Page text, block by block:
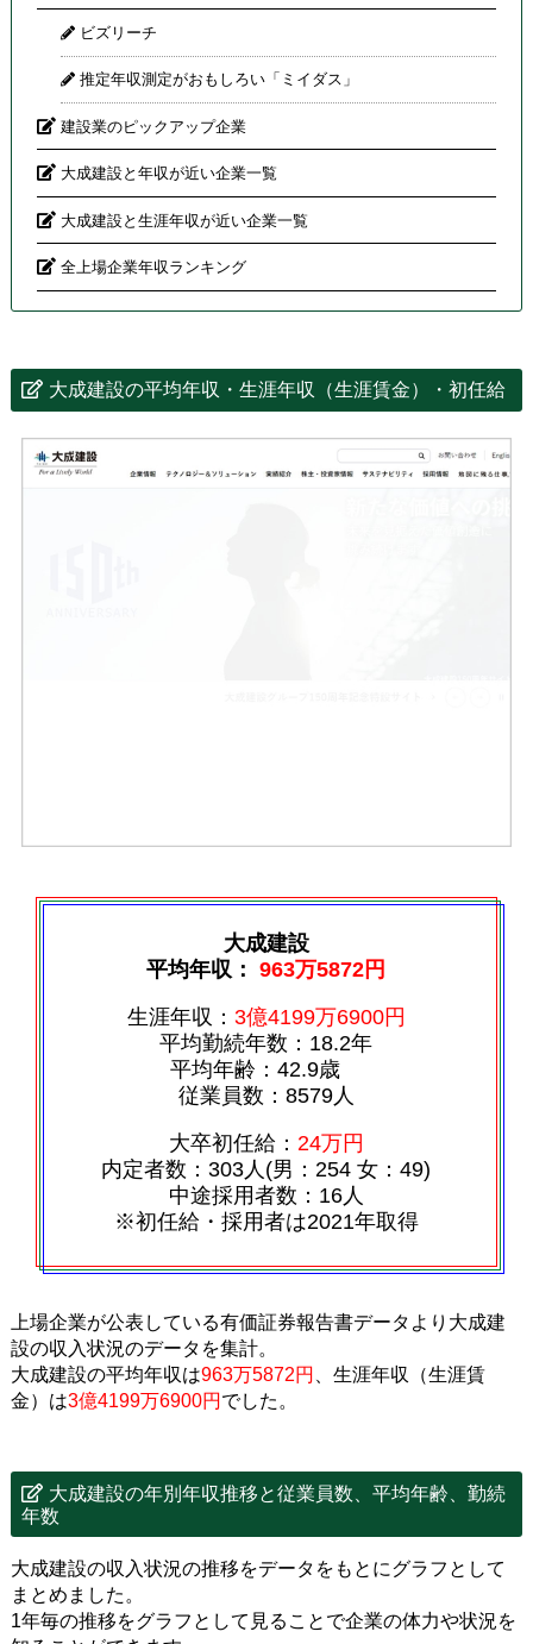
ビズリーチ
推定年収測定がおもしろい「ミイダス」
建設業のピックアップ企業
大成建設と年収が近い企業一覧
大成建設と生涯年収が近い企業一覧
全上場企業年収ランキング
大成建設の平均年収・生涯年収（生涯賃金）・初任給
大成建設
平均年収：963万5872円
生涯年収： 3億4199万6900円
平均勤続年数：18.2年
平均年齢：42.9歳
従業員数：8579人
大卒初任給： 24万円
内定者数：303人(男：254 女：49)
中途採用者数：16人
※初任給・採用者は2021年取得
上場企業が公表している有価証券報告書データより大成建
設の収入状況のデータを集計。
大成建設の平均年収は963万5872円
、生涯年収（生涯賃
金）は3億4199万6900円 でした。
大成建設の年別年収推移と従業員数、平均年齢、勤続
年数
大成建設の収入状況の推移をデータをもとにグラフとして
まとめました。
1年毎の推移をグラフとして見ることで企業の体力や状況を